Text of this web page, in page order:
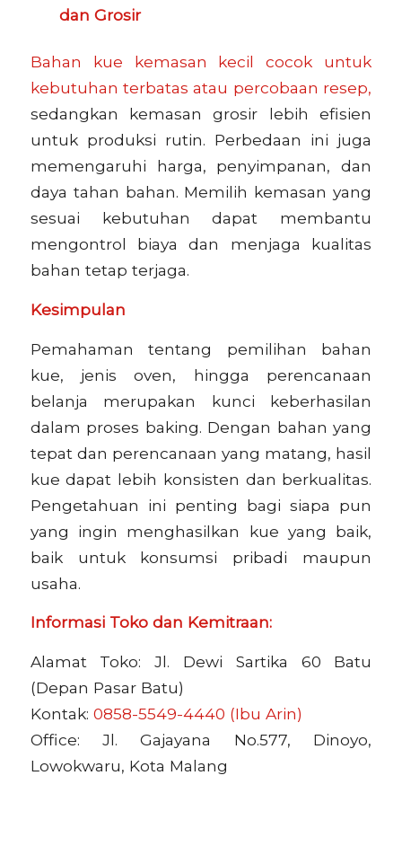
dan Grosir
Bahan kue kemasan kecil cocok untuk
kebutuhan terbatas atau percobaan resep,
sedangkan kemasan grosir lebih efisien
untuk produksi rutin. Perbedaan ini juga
memengaruhi harga, penyimpanan, dan
daya tahan bahan. Memilih kemasan yang
sesuai kebutuhan dapat membantu
mengontrol biaya dan menjaga kualitas
bahan tetap terjaga.
Kesimpulan
Pemahaman tentang pemilihan bahan
kue, jenis oven, hingga perencanaan
belanja merupakan kunci keberhasilan
dalam proses baking. Dengan bahan yang
tepat dan perencanaan yang matang, hasil
kue dapat lebih konsisten dan berkualitas.
Pengetahuan ini penting bagi siapa pun
yang ingin menghasilkan kue yang baik,
baik untuk konsumsi pribadi maupun
usaha.
Informasi Toko dan Kemitraan:
Alamat Toko: Jl. Dewi Sartika 60 Batu
(Depan Pasar Batu)
Kontak: 0858-5549-4440 (Ibu Arin)
Office: Jl. Gajayana No.577, Dinoyo,
Lowokwaru, Kota Malang